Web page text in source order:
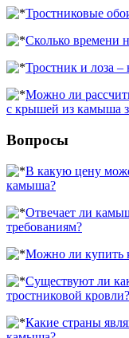
Тростниковые
Сколько времени
Тростник и лоза –
Можно ли
с крышей из камыша
Вопросы
В какую цену
камыша?
Отвечает ли
требованиям?
Можно ли купить
Существуют ли
тростниковой кровли?
Какие страны